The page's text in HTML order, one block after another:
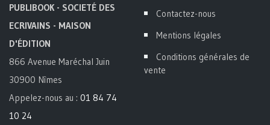
PUBLIBOOK - SOCIETÉ DES
ECRIVAINS - MAISON
D'ÉDITION
866 Avenue Maréchal Juin
30900 Nîmes
Appelez-nous au : 01 84 74
10 24
Contactez-nous
Mentions légales
Conditions générales de
vente